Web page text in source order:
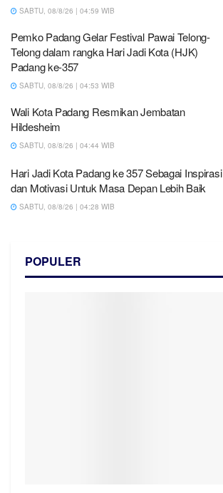
SABTU, 08/8/26 | 04:59 WIB
Pemko Padang Gelar Festival Pawai Telong-
Telong dalam rangka Hari Jadi Kota (HJK)
Padang ke-357
SABTU, 08/8/26 | 04:53 WIB
Wali Kota Padang Resmikan Jembatan
Hildesheim
SABTU, 08/8/26 | 04:44 WIB
Hari Jadi Kota Padang ke 357 Sebagai Inspirasi
dan Motivasi Untuk Masa Depan Lebih Baik
SABTU, 08/8/26 | 04:28 WIB
POPULER